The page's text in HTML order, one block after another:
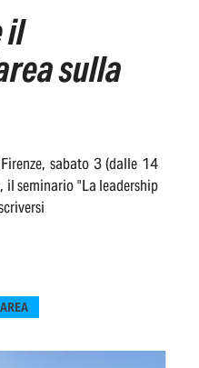
il
sulla
sabato 3 (dalle 14
seminario "La leadership